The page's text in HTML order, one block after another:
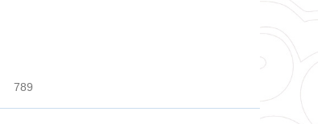
789